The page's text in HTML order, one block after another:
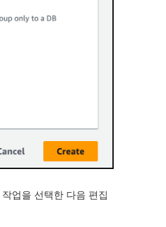
작업을 선택한 다음 편집